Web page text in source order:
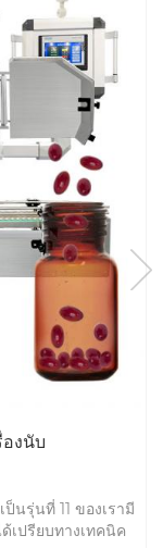
งนับ
นรุ่นที่ 11 ของเรามี
ปรียบทางเทคนิค